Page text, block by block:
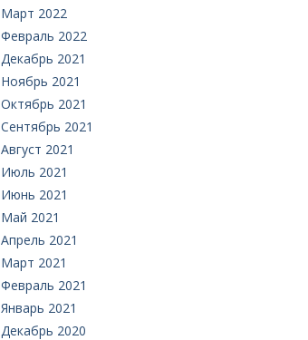
Март 2022
Февраль 2022
Декабрь 2021
Ноябрь 2021
Октябрь 2021
Сентябрь 2021
Август 2021
Июль 2021
Июнь 2021
Май 2021
Апрель 2021
Март 2021
Февраль 2021
Январь 2021
Декабрь 2020